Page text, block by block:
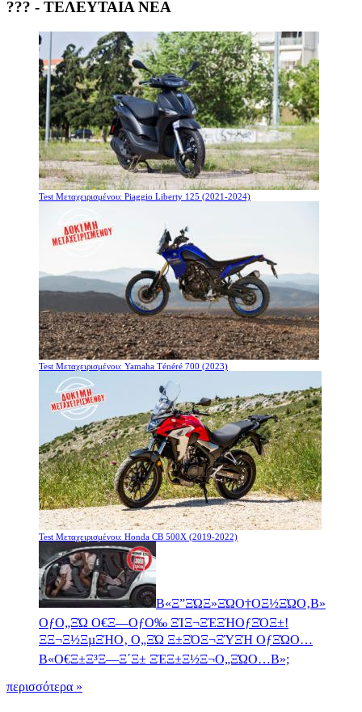
??? - ΤΕΛΕΥΤΑΙΑ ΝΕΑ
Test Μεταχειρισμένου: Piaggio Liberty 125 (2021-2024)
Test Μεταχειρισμένου: Yamaha Ténéré 700 (2023)
Test Μεταχειρισμένου: Honda CB 500X (2019-2022)
Β«Ξ”ΞΏΞ»ΞΏΟ†ΟΞ½ΞΏΟ‚Β»
ΟƒΟ„ΞΏ Ο€Ξ―ΟƒΟ‰ ΞΊΞ¬ΞΈΞΉΟƒΞΌΞ±!
ΞΞ¬Ξ½ΞµΞΉΟ‚ Ο„ΞΏ Ξ±ΞΌΞ¬ΞΎΞΉ ΟƒΞΏΟ…
Β«Ο€Ξ±Ξ³Ξ―Ξ΄Ξ± ΞΈΞ±Ξ½Ξ¬Ο„ΞΏΟ…Β»;
περισσότερα »